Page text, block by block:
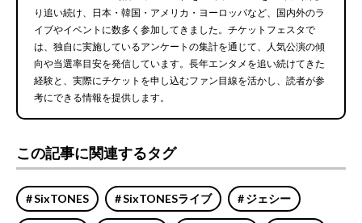
り追い続け、日本・韓国・アメリカ・ヨーロッパなど、国内外のラ
イブやイベントに数多く参加してきました。チケットフェスタで
は、独自に実施しているアンケートの集計を通じて、人気公演の傾
向や当選率目安を発信しています。長年エンタメを追い続けてきた
経験と、実際にチケットを申し込むファン目線を活かし、読者が参
考にできる情報を提供します。
この記事に関連するタグ
SixTONES SixTONESライブ ジェシー